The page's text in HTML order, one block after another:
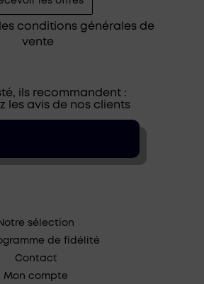
conditions générales de
vente
ils recommandent :
les avis de nos clients
sélection
de fidélité
Contact
Mon compte